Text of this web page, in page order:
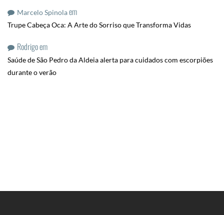
Marcelo Spinolaem
Trupe Cabeça Oca: A Arte do Sorriso que Transforma Vidas
Rodrigoem
Saúde de São Pedro da Aldeia alerta para cuidados com escorpiões
durante o verão